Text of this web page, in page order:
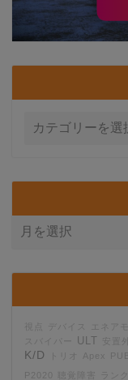
エネアモ
ULT 安置
K/D トリオ Apex
P2020
ラン